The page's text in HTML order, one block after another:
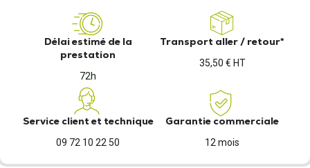
Délai estimé de la
prestation
72h
Transport aller / retour*
35,50 € HT
Service client et technique
09 72 10 22 50
Garantie commerciale
12 mois